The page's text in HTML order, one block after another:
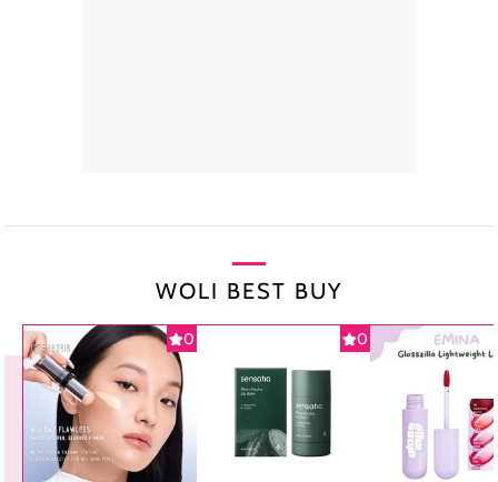
WOLI BEST BUY
0 0